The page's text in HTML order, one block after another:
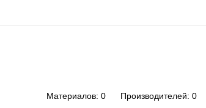
Материалов: 0 Производителей: 0